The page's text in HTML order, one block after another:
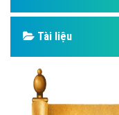
Tài liệu